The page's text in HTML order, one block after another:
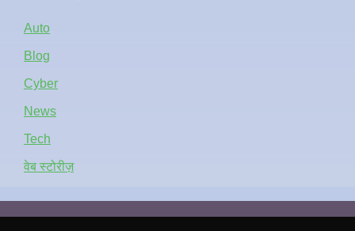
Auto
Blog
Cyber
News
Tech
वेब स्टोरीज़